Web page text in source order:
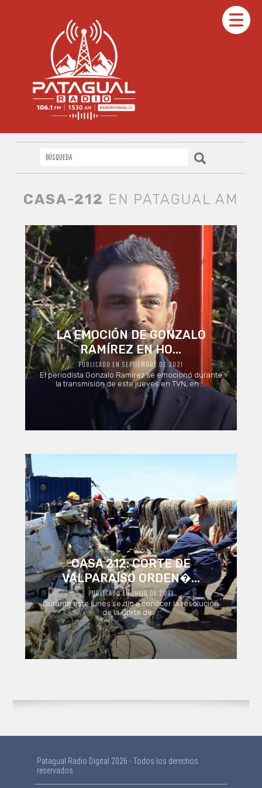
CASA-212 EN PATAGUAL AM
LA EMOCIÓN DE GONZALO
RAMÍREZ EN HO...
PUBLICADO EN SEPTIEMBRE DE 2021
El periodista Gonzalo Ramírez se emocionó durante
la transmisión de este jueves en TVN, en ...
CASA 212: CORTE DE
VALPARAÍSO ORDEN�...
PUBLICADO EN JULIO DE 2021
Durante este lunes se dio a conocer la resolución
de la Corte de ...
Patagual Radio Digital 2026 - Todos los derechos
reservados